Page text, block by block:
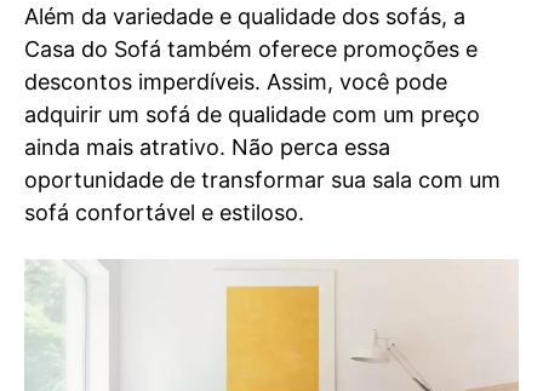
Além da variedade e qualidade dos sofás, a
Casa do Sofá também oferece promoções e
descontos imperdíveis. Assim, você pode
adquirir um sofá de qualidade com um preço
ainda mais atrativo. Não perca essa
oportunidade de transformar sua sala com um
sofá confortável e estiloso.